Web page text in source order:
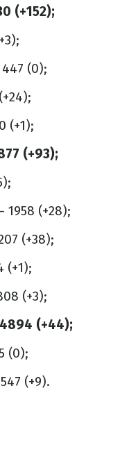
(+152);
(0);
(+1);
(+93);
1958 (+28);
(+38);
(+1);
(+3);
(+44);
(0);
(+9).